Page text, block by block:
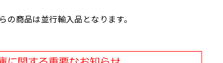
の商品は並行輸入品となります。